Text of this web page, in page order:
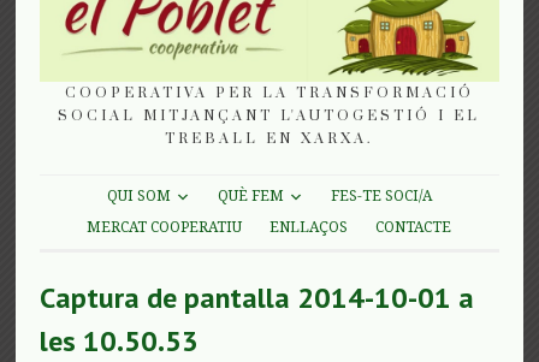
COOPERATIVA PER LA TRANSFORMACIÓ
SOCIAL MITJANÇANT L'AUTOGESTIÓ I EL
TREBALL EN XARXA.
QUI SOM QUÈ FEM
FES-TE SOCI/A
MERCAT COOPERATIU
ENLLAÇOS CONTACTE
Captura de pantalla 2014-10-01 a
les 10.50.53